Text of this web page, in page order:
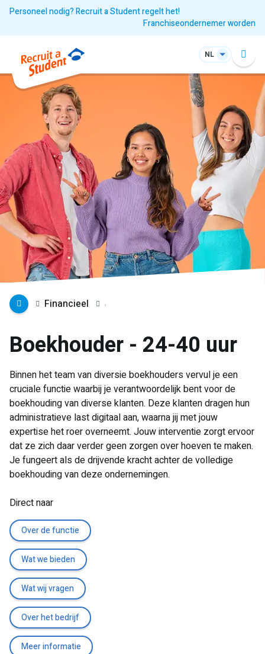
Personeel nodig? Recruit a Student regelt het!
Franchiseondernemer worden
NL
Financieel
Boekhouder - 24-40 uur
Binnen het team van diversie boekhouders vervul je een
cruciale functie waarbij je verantwoordelijk bent voor de
boekhouding van diverse klanten. Deze klanten dragen hun
administratieve last digitaal aan, waarna jij met jouw
expertise het roer overneemt. Jouw interventie zorgt ervoor
dat ze zich daar verder geen zorgen over hoeven te maken.
Je fungeert als de drijvende kracht achter de volledige
boekhouding van deze ondernemingen.
Direct naar
Over de functie
Wat we bieden
Wat wij vragen
Over het bedrijf
Meer informatie